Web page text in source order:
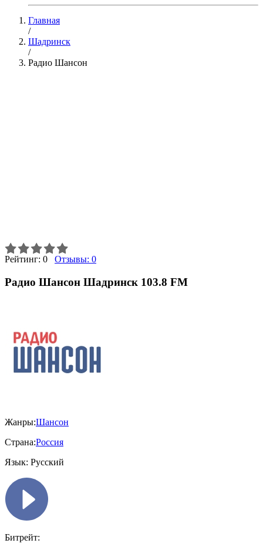
Главная
/
Шадринск
/
Радио Шансон
Рейтинг: 0 Отзывы: 0
Радио Шансон Шадринск 103.8 FM
Жанры:Шансон
Страна:Россия
Язык: Русский
Битрейт: